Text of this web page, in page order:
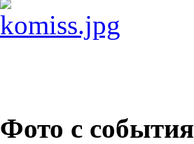
Фото с события